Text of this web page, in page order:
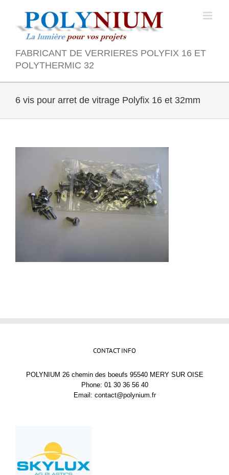
content
FABRICANT DE VERRIERES POLYFIX 16 ET
POLYTHERMIC 32
6 vis pour arret de vitrage Polyfix 16 et 32mm
CONTACT INFO
POLYNIUM 26 chemin des boeufs 95540 MERY SUR OISE
Phone: 01 30 36 56 40
Email: contact@polynium.fr